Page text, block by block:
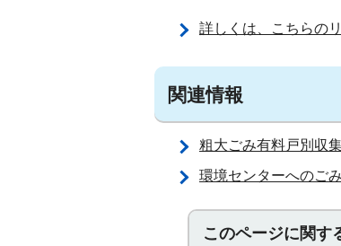
詳しくは、こちらの
関連情報
粗大ごみ有料戸別収
環境センターへのご
このページに関す